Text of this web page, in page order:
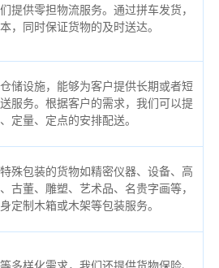
提供零担物流服务。通过拼车发货，
，同时保证货物的及时送达。
储设施，能够为客户提供长期或者短
服务。根据客户的需求，我们可以提
定量、定点的安排配送。
殊包装的货物如精密仪器、设备、高
古董、雕塑、艺术品、名贵字画等，
定制木箱或木架等包装服务。